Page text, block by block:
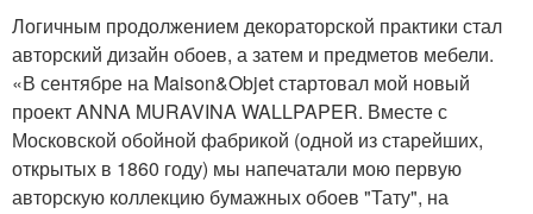
Логичным продолжением декораторской практики стал
авторский дизайн обоев, а затем и предметов мебели.
«В сентябре на Maison&Objet стартовал мой новый
проект ANNA MURAVINA WALLPAPER. Вместе с
Московской обойной фабрикой (одной из старейших,
открытых в 1860 году) мы напечатали мою первую
авторскую коллекцию бумажных обоев "Тату", на